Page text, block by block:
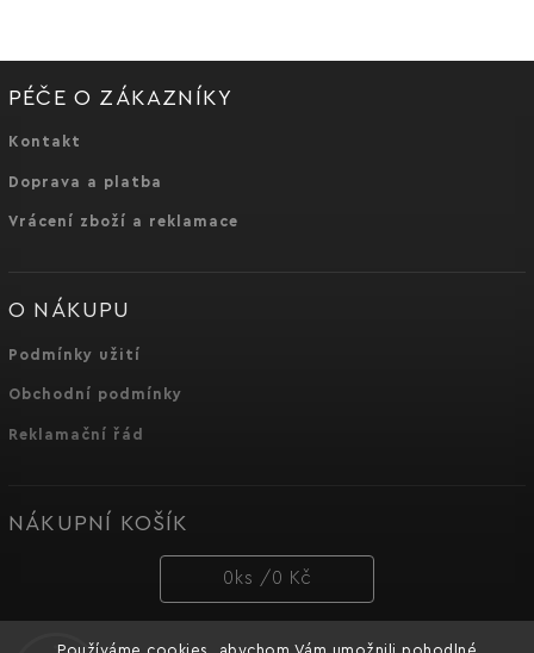
PÉČE O ZÁKAZNÍKY
Kontakt
Doprava a platba
Vrácení zboží a reklamace
O NÁKUPU
Podmínky užití
Obchodní podmínky
Reklamační řád
NÁKUPNÍ KOŠÍK
0 ks / 0 Kč